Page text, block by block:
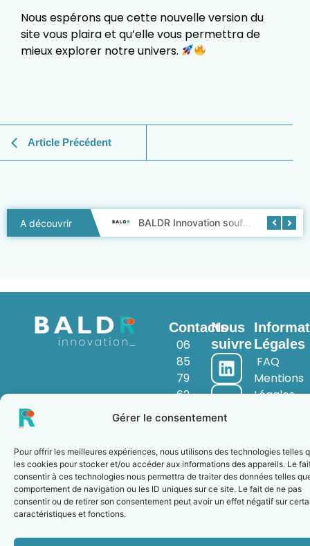
Gérer le consentement
Pour offrir les meilleures expériences, nous utilisons des technologies telles
les cookies pour stocker et/ou accéder aux informations des appareils. Le
consentir à ces technologies nous permettra de traiter des données telles
comportement de navigation ou les ID uniques sur ce site. Le fait de ne pas
consentir ou de retirer son consentement peut avoir un effet négatif sur
caractéristiques et fonctions.
Nous espérons que cette nouvelle version du
site vous plaira et qu’elle vous permettra de
mieux explorer notre univers.
Article Précédent
A découvrir BALDR Innovation souffle ses 3 bougies !
Contacts
06
85
79
62
45
innovation.fr
Nous
suivreLégales
FAQ
Mentions
Légales
© 2024 BALDR Innovation - Tous droits réservés